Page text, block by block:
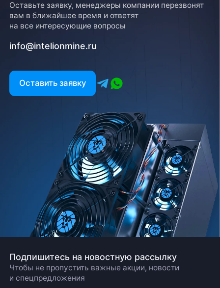
Оставьте заявку, менеджеры компании перезвонят
вам в ближайшее время и ответят
на все интересующие вопросы
info@intelionmine.ru
Оставить заявку
Подпишитесь на новостную рассылку
Чтобы не пропустить важные акции, новости
и спецпредложения